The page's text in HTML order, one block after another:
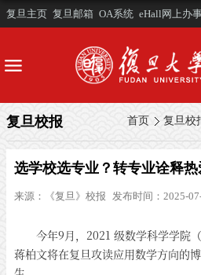
复旦主页 复旦邮箱 OA系统 eHall网上办
首页 复旦校
复旦校报
选学校选专业？转专业诠释热
来源： 《复旦》校报 发布时间：2025-
今年9月，2021 级数学科学学
蒋柏文将在复旦攻读应用数学方向的